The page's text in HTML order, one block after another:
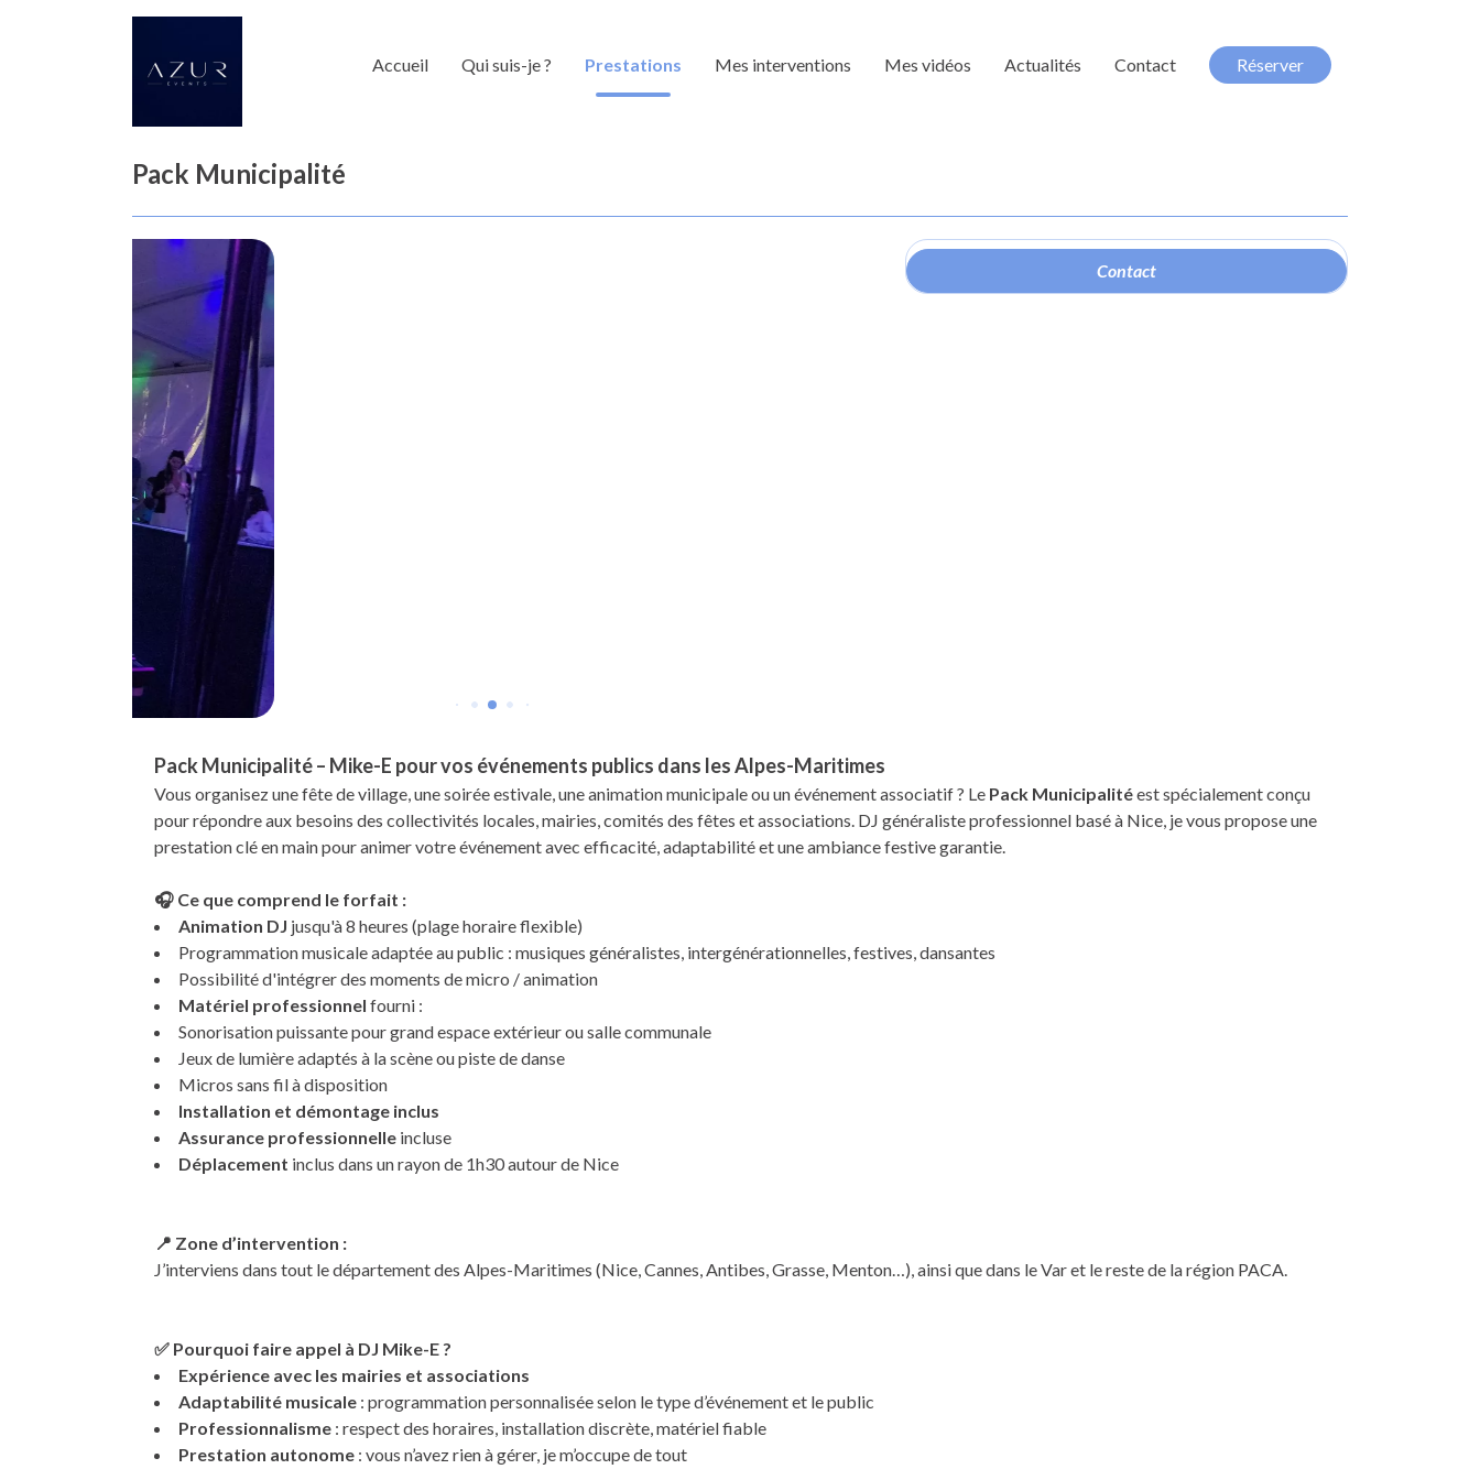
Accueil Qui suis-je ? Prestations Mes interventions Mes vidéos Actualités Contact Réserver
Pack Municipalité
Contact
Pack Municipalité – Mike-E pour vos événements publics dans les Alpes-Maritimes
Vous organisez une fête de village, une soirée estivale, une animation municipale ou un événement associatif ? Le Pack Municipalitéest spécialement conçu
pour répondre aux besoins des collectivités locales, mairies, comités des fêtes et associations. DJ généraliste professionnel basé à Nice, je vous propose une
prestation clé en main pour animer votre événement avec efficacité, adaptabilité et une ambiance festive garantie.
🎧 Ce que comprend le forfait :
Animation DJ jusqu'à 8 heures (plage horaire flexible)
Programmation musicale adaptée au public : musiques généralistes, intergénérationnelles, festives, dansantes
Possibilité d'intégrer des moments de micro / animation
Matériel professionnel fourni :
Sonorisation puissante pour grand espace extérieur ou salle communale
Jeux de lumière adaptés à la scène ou piste de danse
Micros sans fil à disposition
Installation et démontage inclus
Assurance professionnelle incluse
Déplacement inclus dans un rayon de 1h30 autour de Nice
📍 Zone d’intervention :
J’interviens dans tout le département des Alpes-Maritimes (Nice, Cannes, Antibes, Grasse, Menton…), ainsi que dans le Var et le reste de la région PACA.
✅ Pourquoi faire appel à DJ Mike-E ?
Expérience avec les mairies et associations
Adaptabilité musicale : programmation personnalisée selon le type d’événement et le public
Professionnalisme : respect des horaires, installation discrète, matériel fiable
Prestation autonome : vous n’avez rien à gérer, je m’occupe de tout